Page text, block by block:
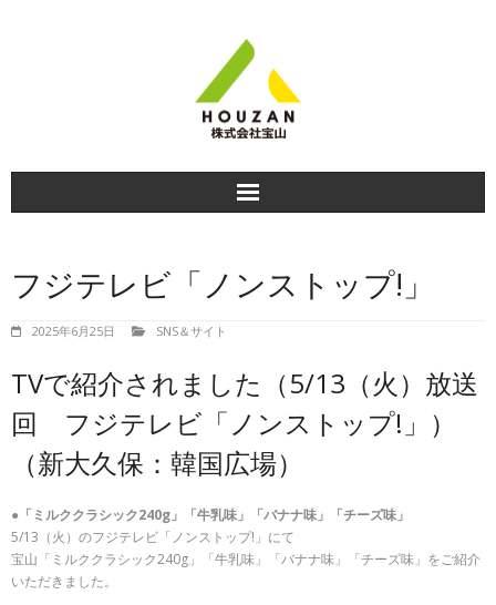
商品紹介
会社情報
お問い合わせ
プライバシーポリシー
フジテレビ「ノンストップ!」
2025年6月25日 SNS＆サイト
TVで紹介されました（5/13（火）放送
回 フジテレビ「ノンストップ!」）
（新大久保：韓国広場）
● 「ミルククラシック240g」「牛乳味」「バナナ味」「チーズ味」
5/13（火）のフジテレビ「ノンストップ!」にて
宝山「ミルククラシック240g」「牛乳味」「バナナ味」「チーズ味」をご紹介
いただきました。